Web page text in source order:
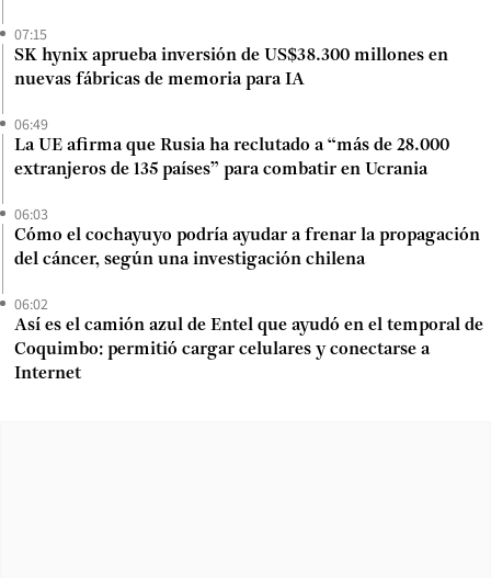
07:15
SK hynix aprueba inversión de US$38.300 millones en
nuevas fábricas de memoria para IA
06:49
La UE afirma que Rusia ha reclutado a “más de 28.000
extranjeros de 135 países” para combatir en Ucrania
06:03
Cómo el cochayuyo podría ayudar a frenar la propagación
del cáncer, según una investigación chilena
06:02
Así es el camión azul de Entel que ayudó en el temporal de
Coquimbo: permitió cargar celulares y conectarse a
Internet